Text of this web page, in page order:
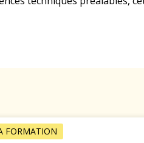
FORMATION